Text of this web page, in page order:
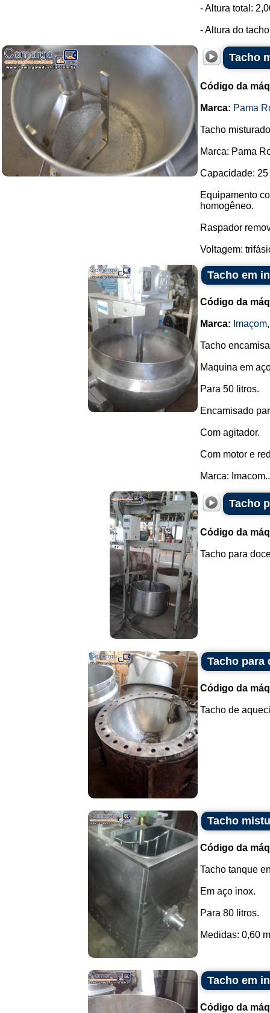
- Altura total:
- Altura do
Tacho
Código da
Marca: Pama
Tacho
Marca: Pama
Capacidade: 25
Equipamento
homogêneo.
Raspador
Voltagem:
Tacho em
Código da
Marca: Imaçom
Tacho
Maquina em
Para 50 litros.
Encamisado
Com agitador.
Com motor e
Marca:
Tacho
Código da
Tacho para
Tacho para
Código da
Tacho de
Tacho
Código da
Tacho tanque
Em aço inox.
Para 80 litros.
Medidas: 0,60
Tacho em
Código da